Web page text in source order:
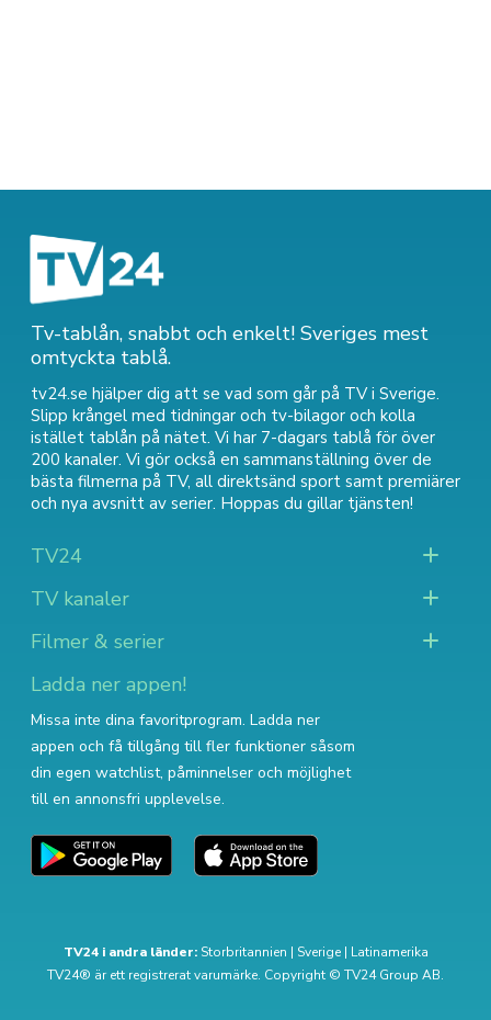
Tv-tablån, snabbt och enkelt! Sveriges mest
omtyckta tablå.
tv24.se hjälper dig att se vad som går på TV i Sverige.
Slipp krångel med tidningar och tv-bilagor och kolla
istället tablån på nätet. Vi har 7-dagars tablå för över
200 kanaler. Vi gör också en sammanställning över de
bästa filmerna på TV, all direktsänd sport samt premiärer
och nya avsnitt av serier. Hoppas du gillar tjänsten!
TV24
TV kanaler
Filmer & serier
Ladda ner appen!
Missa inte dina favoritprogram. Ladda ner
appen och få tillgång till fler funktioner såsom
din egen watchlist, påminnelser och möjlighet
till en annonsfri upplevelse.
TV24 i andra länder: Storbritannien | Sverige| Latinamerika
TV24® är ett registrerat varumärke. Copyright © TV24 Group AB.